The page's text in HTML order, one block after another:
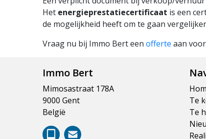
Het energieprestatiecertificaat is een
de mogelijkheid heeft om te gaan
Vraag nu bij Immo Bert een offerte aan voor
Immo Bert
Mimosastraat 178A
9000 Gent
België
Te
Te